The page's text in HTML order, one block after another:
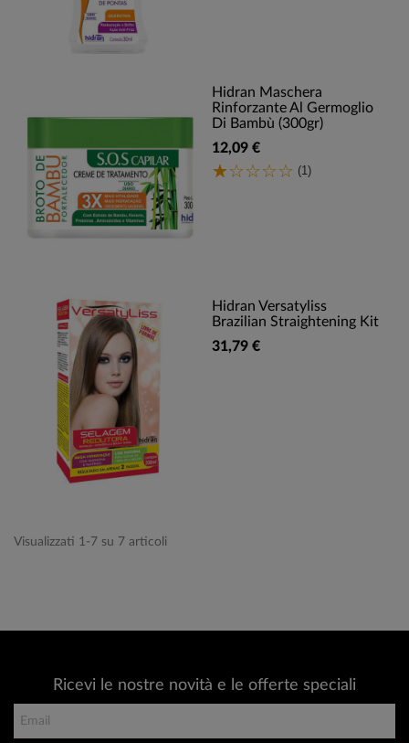
Hidran Maschera
Rinforzante Al Germoglio
Di Bambù (300gr)
12,09 €
(1)
Hidran Versatyliss
Brazilian Straightening Kit
31,79 €
Visualizzati 1-7 su 7 articoli
Ricevi le nostre novità e le offerte speciali